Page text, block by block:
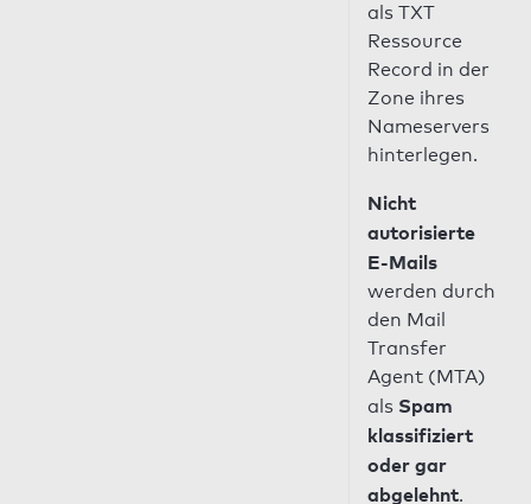
als TXT
Ressource
Record in der
Zone ihres
Nameservers
hinterlegen.
Nicht
autorisierte
E-Mails
werden durch
den Mail
Transfer
Agent (MTA)
als Spam
klassifiziert
oder gar
abgelehnt.